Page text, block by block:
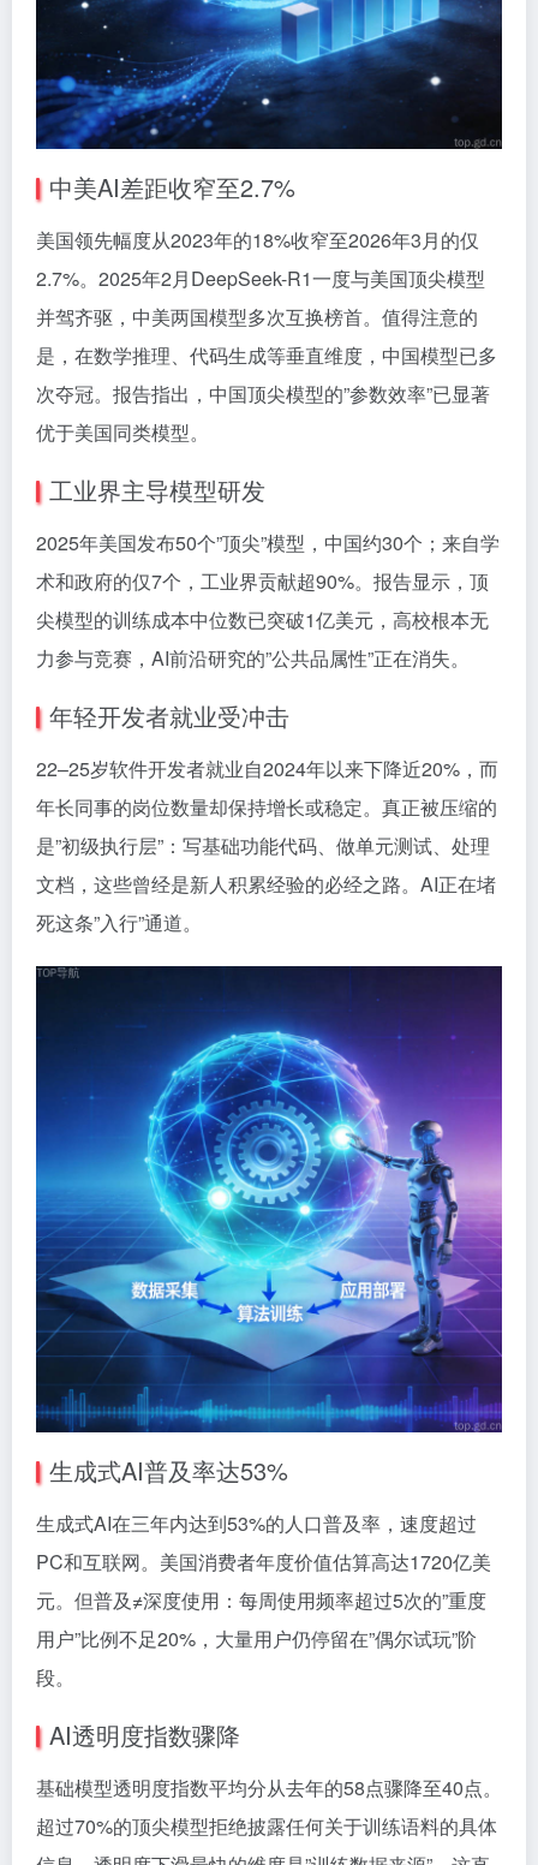
中美AI差距收窄至2.7%
美国领先幅度从2023年的18%收窄至2026年3月的仅
2.7%。2025年2月DeepSeek-R1一度与美国顶尖模型
并驾齐驱，中美两国模型多次互换榜首。值得注意的
是，在数学推理、代码生成等垂直维度，中国模型已多
次夺冠。报告指出，中国顶尖模型的”参数效率”已显著
优于美国同类模型。
工业界主导模型研发
2025年美国发布50个”顶尖”模型，中国约30个；来自学
术和政府的仅7个，工业界贡献超90%。报告显示，顶
尖模型的训练成本中位数已突破1亿美元，高校根本无
力参与竞赛，AI前沿研究的”公共品属性”正在消失。
年轻开发者就业受冲击
22–25岁软件开发者就业自2024年以来下降近20%，而
年长同事的岗位数量却保持增长或稳定。真正被压缩的
是”初级执行层”：写基础功能代码、做单元测试、处理
文档，这些曾经是新人积累经验的必经之路。AI正在堵
死这条”入行”通道。
生成式AI普及率达53%
生成式AI在三年内达到53%的人口普及率，速度超过
PC和互联网。美国消费者年度价值估算高达1720亿美
元。但普及≠深度使用：每周使用频率超过5次的”重度
用户”比例不足20%，大量用户仍停留在”偶尔试玩”阶
段。
AI透明度指数骤降
基础模型透明度指数平均分从去年的58点骤降至40点。
超过70%的顶尖模型拒绝披露任何关于训练语料的具体